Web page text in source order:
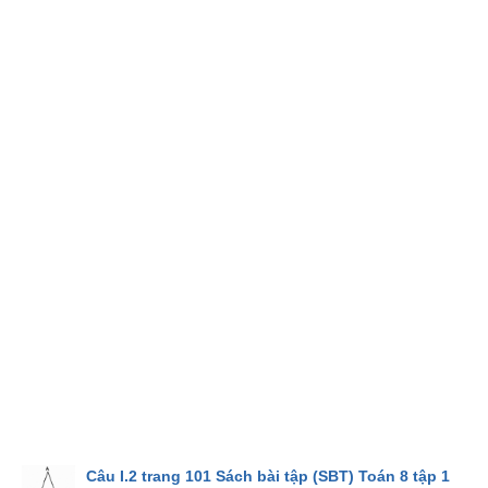
Câu I.2 trang 101 Sách bài tập (SBT) Toán 8 tập 1